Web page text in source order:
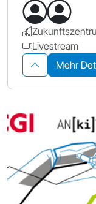
Livestream
Mehr